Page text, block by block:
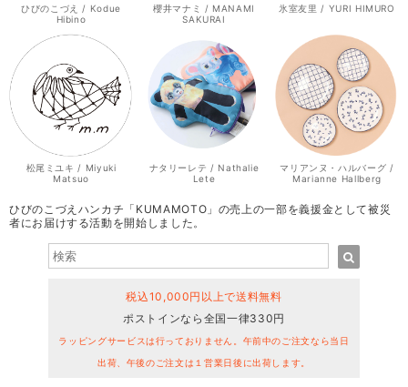
ひびのこづえ / Kodue
Hibino
櫻井マナミ / MANAMI
SAKURAI
氷室友里 / YURI HIMURO
松尾ミユキ / Miyuki
Matsuo
ナタリーレテ / Nathalie
Lete
マリアンヌ・ハルバーグ /
Marianne Hallberg
ひびのこづえハンカチ「KUMAMOTO」の売上の一部を義援金として被災
者にお届けする活動を開始しました。
税込10,000円以上で送料無料
ポストインなら全国一律330円
ラッピングサービスは行っておりません。午前中のご注文なら当日
出荷、午後のご注文は１営業日後に出荷します。